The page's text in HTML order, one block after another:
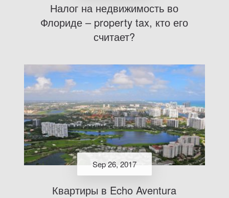
Налог на недвижимость во
Флориде – property tax, кто его
считает?
Sep 26, 2017
Квартиры в Echo Aventura